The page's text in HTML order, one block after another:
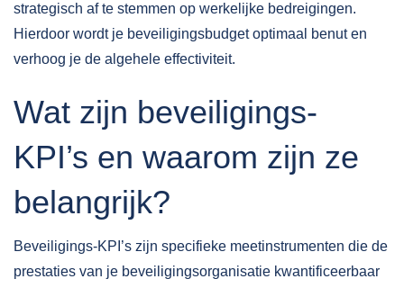
strategisch af te stemmen op werkelijke bedreigingen.
Hierdoor wordt je beveiligingsbudget optimaal benut en
verhoog je de algehele effectiviteit.
Wat zijn beveiligings-
KPI’s en waarom zijn ze
belangrijk?
Beveiligings-KPI’s zijn specifieke meetinstrumenten die de
prestaties van je beveiligingsorganisatie kwantificeerbaar